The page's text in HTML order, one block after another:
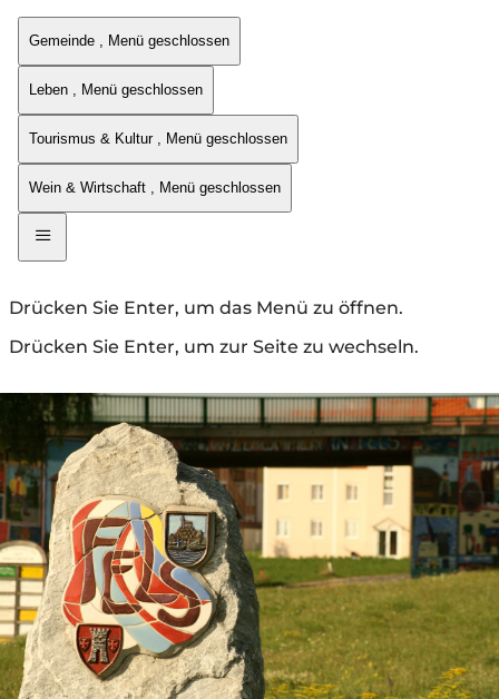
Gemeinde , Menü geschlossen
Leben , Menü geschlossen
Tourismus & Kultur , Menü geschlossen
Wein & Wirtschaft , Menü geschlossen
Drücken Sie Enter, um das Menü zu öffnen.
Drücken Sie Enter, um zur Seite zu wechseln.